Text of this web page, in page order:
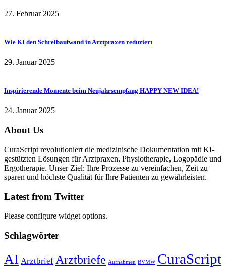
27. Februar 2025
Wie KI den Schreibaufwand in Arztpraxen reduziert
29. Januar 2025
Inspirierende Momente beim Neujahrsempfang HAPPY NEW IDEA!
24. Januar 2025
About Us
CuraScript revolutioniert die medizinische Dokumentation mit KI-
gestützten Lösungen für Arztpraxen, Physiotherapie, Logopädie und
Ergotherapie. Unser Ziel: Ihre Prozesse zu vereinfachen, Zeit zu
sparen und höchste Qualität für Ihre Patienten zu gewährleisten.
Latest from Twitter
Please configure widget options.
Schlagwörter
AI Arztbrief Arztbriefe Aufnahmen BVMW CuraScript